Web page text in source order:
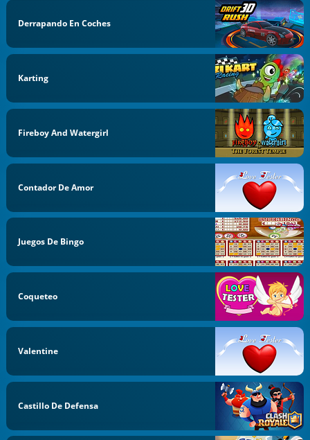
Derrapando En Coches
Karting
Fireboy And Watergirl
Contador De Amor
Juegos De Bingo
Coqueteo
Valentine
Castillo De Defensa